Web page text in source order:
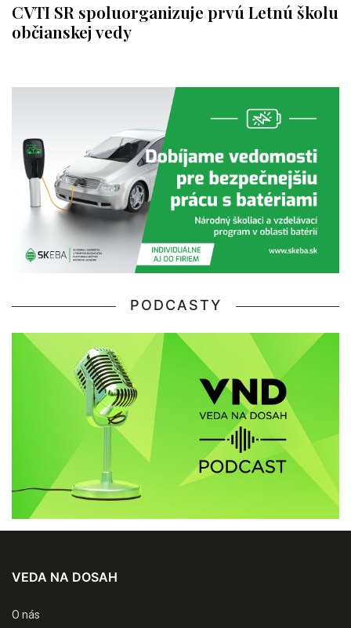
CVTI SR spoluorganizuje prvú Letnú školu
občianskej vedy
PODCASTY
VEDA NA DOSAH
O nás